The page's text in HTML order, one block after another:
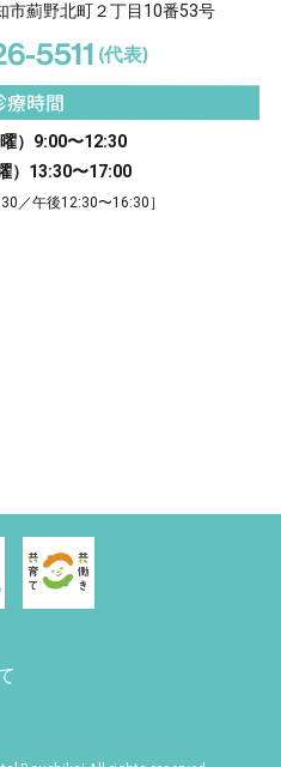
市薊野北町２丁目10番53号
5511 (代表)
療時間
）9:00〜12:30
）13:30〜17:00
／午後12:30〜16:30］